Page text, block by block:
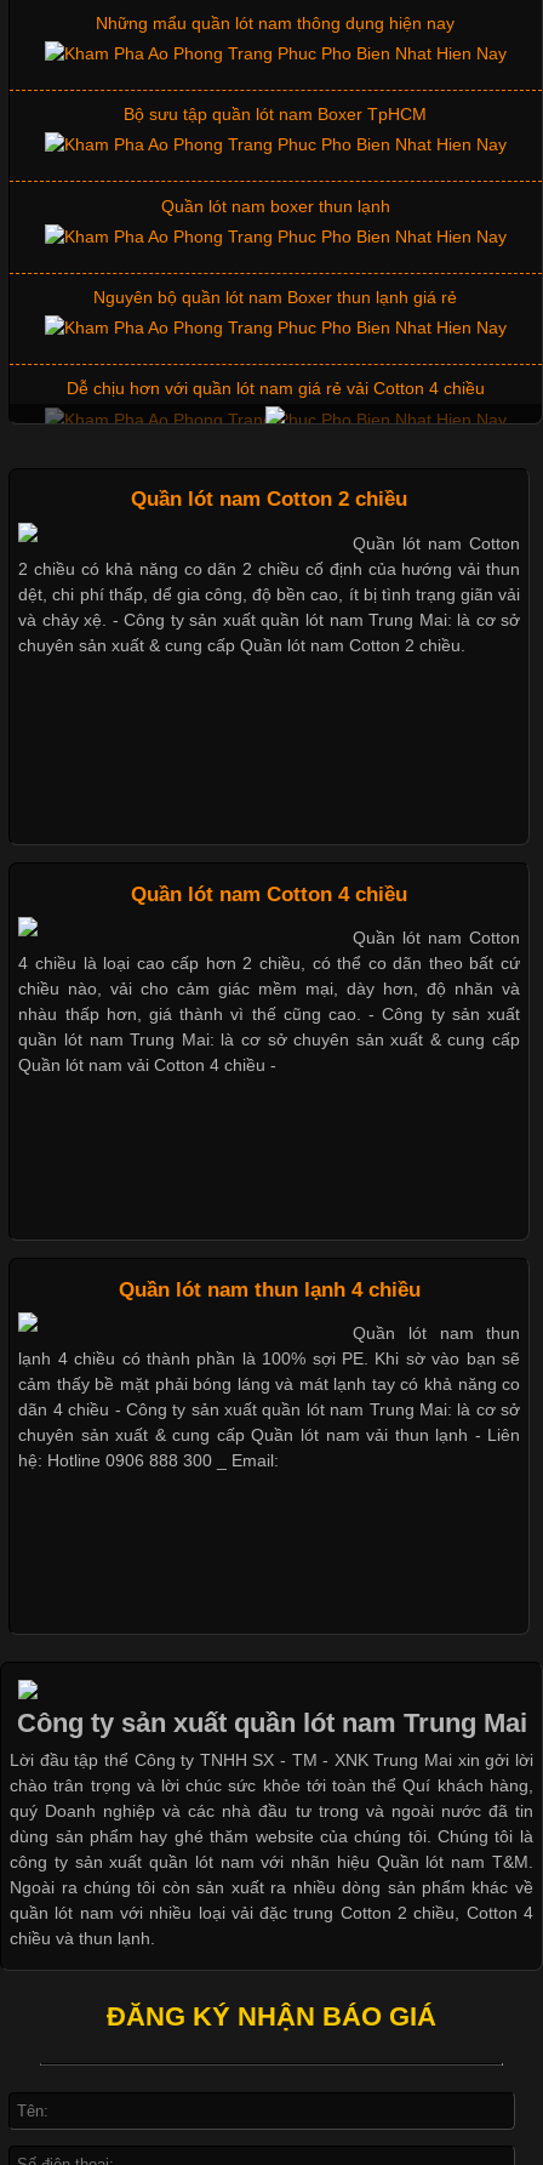
quan trọng tạo nên phong cách riêng cho từng sản phẩm. Mỗi
loại cổ áo sẽ mang đến một vẻ đẹp khác
Những Mẫu Áo Thun Đồng Phục Công Ty Được Ưa
Chuộng Hiện Nay
Cập nhật 2026-06-01 14:23:34
Trong môi trường kinh doanh hiện đại, việc xây dựng hình ảnh
chuyên nghiệp đóng vai trò quan trọng đối với sự phát triển của
doanh nghiệp. Một trong những giải pháp hiệu quả được nhiều
đơn vị lựa chọn hiện nay là sử dụng áo thun đồng phục công ty.
Không chỉ giúp tạo sự đồng bộ, áo thun
Chất Liệu Lycra Có Gì Đặc Biệt Trong Ngành Thời Trang?
Cập nhật 2026-05-27 17:03:46
Vải Lycra Là Gì? Chất Liệu Co Giãn Được Ưa Chuộng Trong
Chất Liệu Bamboo Xu Hướng Mới Trong Ngành Thời Trang
Cập nhật 2026-05-21 14:59:25
Trong những năm gần đây, vải Bamboo đang trở thành một
trong những chất liệu được yêu thích trong ngành thời trang
nhờ đặc tính mềm mại, thoáng khí và thân thiện với môi trường.
Không chỉ được ứng dụng trong quần áo thường ngày, loại vải
Cập nhật 2026-05-20 14:58:56
Vải thun là một trong những chất liệu được sử dụng rộng rãi
nhất trong ngành thời trang nhờ đặc tính co giãn, mềm mại và
thoải mái khi mặc. Từ áo thun, đồ thể thao cho đến đồ lót nam,
vải thun luôn đóng vai trò quan trọng trong quá trình sản xuất.
Hiện nay, nhu cầu tìm kiếm quần lót nam giá
Các Form Áo Thun Phổ Biến Hiện Nay Và Xu Hướng Trong
Ngành May Mặc Áo thun là một trong những trang phục quen
thuộc và được sử dụng phổ biến nhất hiện nay. Không chỉ đa
dạng về màu sắc hay chất liệu, áo thun còn có nhiều form dáng
khác nhau để phù hợp với từng phong cách thời trang và nhu
cầu
Khám Phá Áo Phông Trang Phục Phổ Biến Nhất Hiện Nay
Áo phông là một trong những trang phục phổ biến nhất trong
Không chỉ xuất hiện trong thời trang thường ngày, áo phông còn
được ứng dụng rộng rãi trong ngành sản xuất may mặc, đặc
biệt là các sản phẩm từ vải thun. Hiện nay,
Những mẩu quần lót nam thông dụng hiện nay
Bộ sưu tập quần lót nam Boxer TpHCM
Quần lót nam boxer thun lạnh
Nguyên bộ quần lót nam Boxer thun lạnh giá rẻ
Dễ chịu hơn với quần lót nam giá rẻ vải Cotton 4 chiều
Thị hiều quần lót nam bơi lội nam và nữ 2017
Mẫu quần lót nam giá rẻ sốt hè 2017
Những mẩu quần lót nam thông dụng hiện nay
Bộ sưu tập quần lót nam Boxer TpHCM
Dễ chịu hơn với quần lót nam giá rẻ vải Cotton 4 chiều
Quần lót nam Cotton 2 chiều
Quần lót nam Cotton
2 chiều có khả năng co dãn 2 chiều cố định của hướng vải thun
dệt, chi phí thấp, dể gia công, độ bền cao, ít bị tình trạng giãn vải
và chảy xệ. - Công ty sản xuất quần lót nam Trung Mai: là cơ sở
chuyên sản xuất & cung cấp Quần lót nam Cotton 2 chiều.
Quần lót nam Cotton 4 chiều
Quần lót nam Cotton
4 chiều là loại cao cấp hơn 2 chiều, có thể co dãn theo bất cứ
chiều nào, vải cho cảm giác mềm mại, dày hơn, độ nhăn và
nhàu thấp hơn, giá thành vì thế cũng cao. - Công ty sản xuất
quần lót nam Trung Mai: là cơ sở chuyên sản xuất & cung cấp
Quần lót nam vải Cotton 4 chiều -
Quần lót nam thun lạnh 4 chiều
Quần lót nam thun
lạnh 4 chiều có thành phần là 100% sợi PE. Khi sờ vào bạn sẽ
cảm thấy bề mặt phải bóng láng và mát lạnh tay có khả năng co
dãn 4 chiều - Công ty sản xuất quần lót nam Trung Mai: là cơ sở
chuyên sản xuất & cung cấp Quần lót nam vải thun lạnh - Liên
hệ: Hotline 0906 888 300 _ Email:
Công ty sản xuất quần lót nam Trung Mai
Lời đầu tập thể Công ty TNHH SX - TM - XNK Trung Mai xin gởi lời
chào trân trọng và lời chúc sức khỏe tới toàn thể Quí khách hàng,
quý Doanh nghiệp và các nhà đầu tư trong và ngoài nước đã tin
dùng sản phẩm hay ghé thăm website của chúng tôi. Chúng tôi là
công ty sản xuất quần lót nam với nhãn hiệu Quần lót nam T&M.
Ngoài ra chúng tôi còn sản xuất ra nhiều dòng sản phẩm khác về
quần lót nam với nhiều loại vải đặc trung Cotton 2 chiều, Cotton 4
chiều và thun lạnh.
ĐĂNG KÝ NHẬN BÁO GIÁ